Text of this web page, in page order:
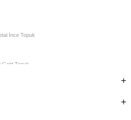
İnce Topuk
Gold Topuk
bant detayları ve bileği zarif şekilde saran